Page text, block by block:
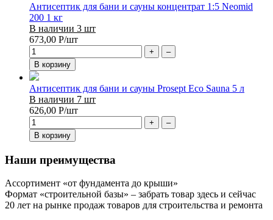
Антисептик для бани и сауны концентрат 1:5 Neomid
200 1 кг
В наличии 3 шт
673,00 Р/шт
+
–
В корзину
Антисептик для бани и сауны Prosept Eco Sauna 5 л
В наличии 7 шт
626,00 Р/шт
+
–
В корзину
Наши преимущества
Ассортимент «от фундамента до крыши»
Формат «строительной базы» – забрать товар здесь и сейчас
20 лет на рынке продаж товаров для строительства и ремонта